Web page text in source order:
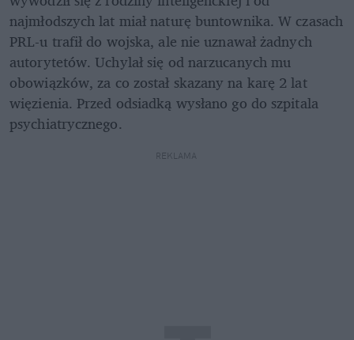
najmłodszych lat miał naturę buntownika. W czasach
PRL-u trafił do wojska, ale nie uznawał żadnych
autorytetów. Uchylał się od narzucanych mu
obowiązków, za co został skazany na karę 2 lat
więzienia. Przed odsiadką wysłano go do szpitala
psychiatrycznego.
REKLAMA